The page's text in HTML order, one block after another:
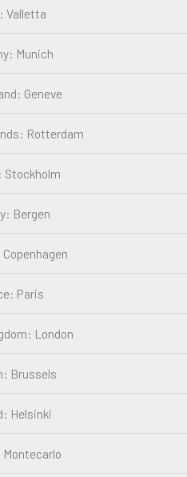
Valletta
Munich
Geneve
Rotterdam
Stockholm
Bergen
Paris
London
Brussels
Helsinki
Montecarlo